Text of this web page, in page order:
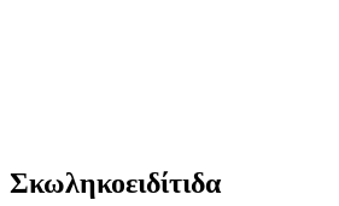
Σκωληκοειδίτιδα